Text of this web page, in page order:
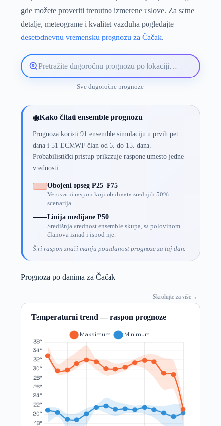
gde možete proveriti trenutno izmerene uslove. Za satne
detalje, meteograme i kvalitet vazduha pogledajte
desetodnevnu vremensku prognozu za Čačak.
Pretražite
lokaciju
— Sve dugoročne prognoze —
◉Kako čitati ensemble prognozu
Prognoza koristi 91 ensemble simulaciju u prvih pet
dana i 51 ECMWF član od 6. do 15. dana.
Probabilistički pristup prikazuje raspone umesto jedne
vrednosti.
Obojeni opseg P25–P75
Verovatni raspon koji obuhvata srednjih 50%
scenarija.
Linija medijane P50
Središnja vrednost ensemble skupa, sa polovinom
članova iznad i ispod nje.
Širi raspon znači manju pouzdanost prognoze za taj dan.
Prognoza po danima za Čačak
Skrolujte za više→
Temperaturni trend — raspon prognoze